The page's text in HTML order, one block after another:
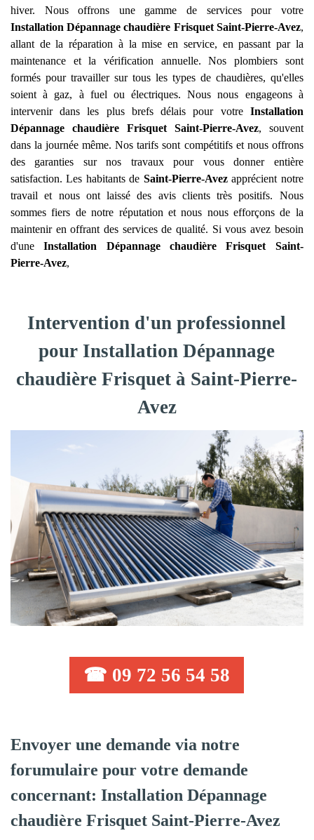
hiver. Nous offrons une gamme de services pour votre
Installation Dépannage chaudière Frisquet Saint-Pierre-Avez,
allant de la réparation à la mise en service, en passant par la
maintenance et la vérification annuelle. Nos plombiers sont
formés pour travailler sur tous les types de chaudières, qu'elles
soient à gaz, à fuel ou électriques. Nous nous engageons à
intervenir dans les plus brefs délais pour votre Installation
Dépannage chaudière Frisquet
Saint-Pierre-Avez, souvent
dans la journée même. Nos tarifs sont compétitifs et nous offrons
des garanties sur nos travaux pour vous donner entière
satisfaction. Les habitants de Saint-Pierre-Avezapprécient notre
travail et nous ont laissé des avis clients très positifs. Nous
sommes fiers de notre réputation et nous nous efforçons de la
maintenir en offrant des services de qualité. Si vous avez besoin
d'uneInstallation Dépannage chaudière Frisquet
Saint-
Pierre-Avez,
Intervention d'un professionnel
pour Installation Dépannage
chaudière Frisquet à Saint-Pierre-
Avez
☎ 09 72 56 54 58
Envoyer une demande via notre
forumulaire pour votre demande
concernant: Installation Dépannage
chaudière Frisquet Saint-Pierre-Avez